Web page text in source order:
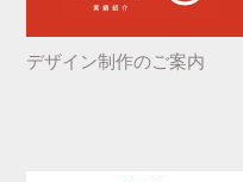
デザイン制作のご案内